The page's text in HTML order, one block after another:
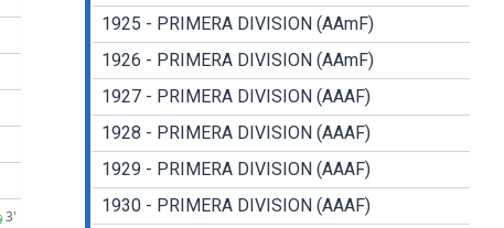
3'
1925 - PRIMERA DIVISION (AAmF)
1926 - PRIMERA DIVISION (AAmF)
1927 - PRIMERA DIVISION (AAAF)
1928 - PRIMERA DIVISION (AAAF)
1929 - PRIMERA DIVISION (AAAF)
1930 - PRIMERA DIVISION (AAAF)